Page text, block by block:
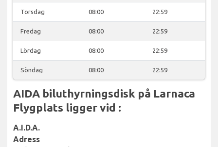
Torsdag 08:00 22:59
Fredag 08:00 22:59
Lördag 08:00 22:59
Söndag 08:00 22:59
AIDA biluthyrningsdisk på Larnaca
Flygplats ligger vid :
A.I.D.A.
Adress